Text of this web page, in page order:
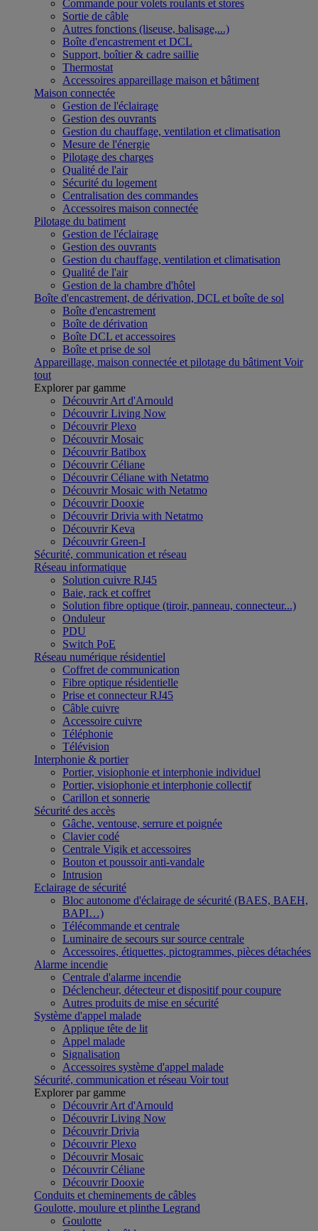
Commande pour volets roulants et stores
Sortie de câble
Autres fonctions (liseuse, balisage,...)
Boîte d'encastrement et DCL
Support, boîtier & cadre saillie
Thermostat
Accessoires appareillage maison et bâtiment
Maison connectée
Gestion de l'éclairage
Gestion des ouvrants
Gestion du chauffage, ventilation et climatisation
Mesure de l'énergie
Pilotage des charges
Qualité de l'air
Sécurité du logement
Centralisation des commandes
Accessoires maison connectée
Pilotage du batiment
Gestion de l'éclairage
Gestion des ouvrants
Gestion du chauffage, ventilation et climatisation
Qualité de l'air
Gestion de la chambre d'hôtel
Boîte d'encastrement, de dérivation, DCL et boîte de sol
Boîte d'encastrement
Boîte de dérivation
Boîte DCL et accessoires
Boîte et prise de sol
Appareillage, maison connectée et pilotage du bâtiment Voir
tout
Explorer par gamme
Découvrir Art d'Arnould
Découvrir Living Now
Découvrir Plexo
Découvrir Mosaic
Découvrir Batibox
Découvrir Céliane
Découvrir Céliane with Netatmo
Découvrir Mosaic with Netatmo
Découvrir Dooxie
Découvrir Drivia with Netatmo
Découvrir Keva
Découvrir Green-I
Sécurité, communication et réseau
Réseau informatique
Solution cuivre RJ45
Baie, rack et coffret
Solution fibre optique (tiroir, panneau, connecteur...)
Onduleur
PDU
Switch PoE
Réseau numérique résidentiel
Coffret de communication
Fibre optique résidentielle
Prise et connecteur RJ45
Câble cuivre
Accessoire cuivre
Téléphonie
Télévision
Interphonie & portier
Portier, visiophonie et interphonie individuel
Portier, visiophonie et interphonie collectif
Carillon et sonnerie
Sécurité des accès
Gâche, ventouse, serrure et poignée
Clavier codé
Centrale Vigik et accessoires
Bouton et poussoir anti-vandale
Intrusion
Eclairage de sécurité
Bloc autonome d'éclairage de sécurité (BAES, BAEH,
BAPI…)
Télécommande et centrale
Luminaire de secours sur source centrale
Accessoires, étiquettes, pictogrammes, pièces détachées
Alarme incendie
Centrale d'alarme incendie
Déclencheur, détecteur et dispositif pour coupure
Autres produits de mise en sécurité
Système d'appel malade
Applique tête de lit
Appel malade
Signalisation
Accessoires système d'appel malade
Sécurité, communication et réseau Voir tout
Explorer par gamme
Découvrir Art d'Arnould
Découvrir Living Now
Découvrir Drivia
Découvrir Plexo
Découvrir Mosaic
Découvrir Céliane
Découvrir Dooxie
Conduits et cheminements de câbles
Goulotte, moulure et plinthe Legrand
Goulotte